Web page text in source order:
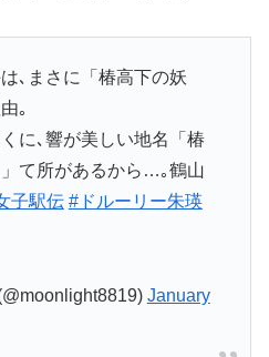
､まさに「椿高下の妖
｡
に､響が美しい地名「椿
て所があるから…｡鶴山
子駅伝 #ドルーリー朱瑛
January